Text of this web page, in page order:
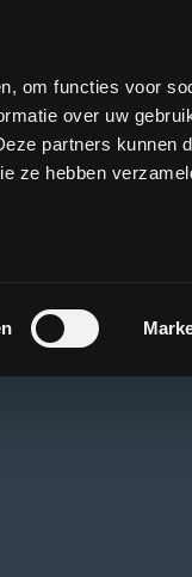
om functies voor
over uw
partners kunnen
ze hebben